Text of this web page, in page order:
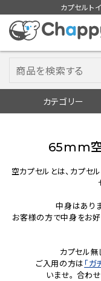
カプセルト
カテゴリー
カプセルトイ
販促用空カプ
65mm空
空カプセルとは、カプセ
中身はあり
お客様の方で中身をお
カプセル無し
ご入用の方は 「
いませ。 合わ